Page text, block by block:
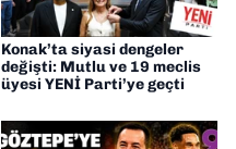
Konak’ta siyasi dengeler
değişti: Mutlu ve 19 meclis
üyesi YENİ Parti’ye geçti